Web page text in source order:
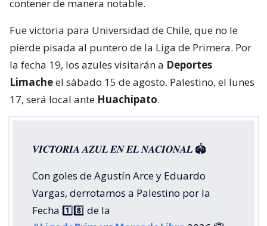
contener de manera notable.
Fue victoria para Universidad de Chile, que no le
pierde pisada al puntero de la Liga de Primera. Por
la fecha 19, los azules visitarán a Deportes
Limacheel sábado 15 de agosto. Palestino, el lunes
17, será local ante Huachipato.
𝑽𝑰𝑪𝑻𝑶𝑹𝑰𝑨 𝑨𝒁𝑼𝑳 𝑬𝑵 𝑬𝑳 𝑵𝑨𝑪𝑰𝑶𝑵𝑨𝑳 🏟️
Con goles de Agustín Arce y Eduardo
Vargas, derrotamos a Palestino por la
Fecha 1️⃣8️⃣ de la